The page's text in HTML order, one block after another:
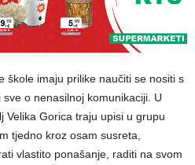
škole imaju prilike naučiti se nositi s
o nenasilnoj komunikaciji. U
Velika Gorica traju upisi u grupu
tjedno kroz osam susreta,
vlastito ponašanje, raditi na svom